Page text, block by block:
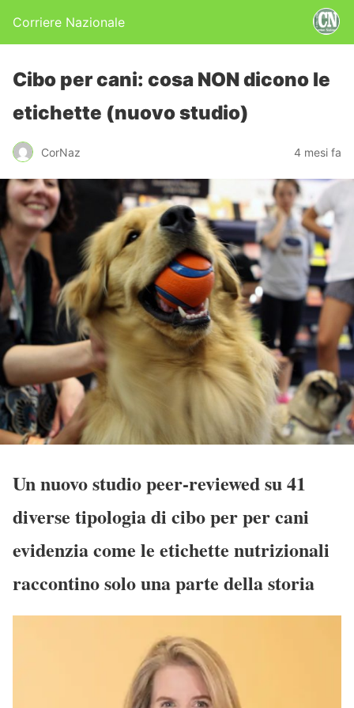
Corriere Nazionale
Cibo per cani: cosa NON dicono le
etichette (nuovo studio)
CorNaz 4 mesi fa
Un nuovo studio peer-reviewed su 41
diverse tipologia di cibo per per cani
evidenzia come le etichette nutrizionali
raccontino solo una parte della storia